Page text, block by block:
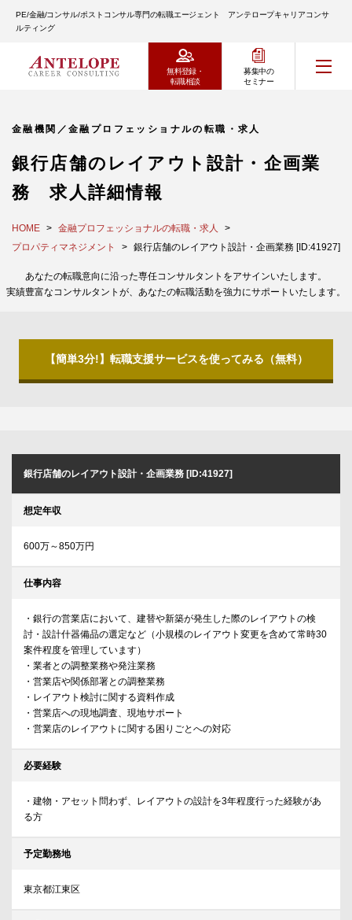
PE/金融/コンサル/ポストコンサル専門の転職エージェント アンテロープキャリアコンサ
ルティング
無料登録・
転職相談
募集中の
セミナー
金融機関／金融プロフェッショナルの転職・求人
銀行店舗のレイアウト設計・企画業
務 求人詳細情報
HOME
金融プロフェッショナルの転職・求人
プロパティマネジメント
銀行店舗のレイアウト設計・企画業務 [ID:41927]
あなたの転職意向に沿った専任コンサルタントをアサインいたします。
実績豊富なコンサルタントが、あなたの転職活動を強力にサポートいたします。
【簡単3分!】転職支援サービスを使ってみる（無料）
銀行店舗のレイアウト設計・企画業務 [ID:41927]
想定年収
600万～850万円
仕事内容
・銀行の営業店において、建替や新築が発生した際のレイアウトの検
討・設計什器備品の選定など（小規模のレイアウト変更を含めて常時30
案件程度を管理しています）
・業者との調整業務や発注業務
・営業店や関係部署との調整業務
・レイアウト検討に関する資料作成
・営業店への現地調査、現地サポート
・営業店のレイアウトに関する困りごとへの対応
必要経験
・建物・アセット問わず、レイアウトの設計を3年程度行った経験があ
る方
予定勤務地
東京都江東区